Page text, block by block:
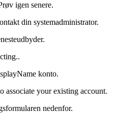
igen senere.
din systemadministrator.
konto.
associate your existing account.
nedenfor.